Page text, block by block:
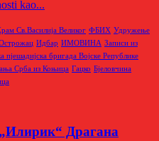
kao...
Св.Василија Великог ФБИХ Удружење
Идбар ИМОВИНА Записи из
пјешадијска бригада Војске Републике
Срба из Коњица Гацко Бјеловчина
Драгана